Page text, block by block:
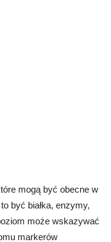
mogą być obecne w
być białka, enzymy,
może wskazywać
markerów